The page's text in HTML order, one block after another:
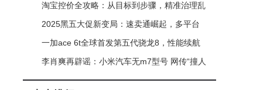
新鲜生活圈”
淘宝控价全攻略：从目标到步骤，精准治理乱
价维护品牌生态
2025黑五大促新变局：速卖通崛起，多平台
运营与erp成制胜关键
一加ace 6t全球首发第五代骁龙8，性能续航
全面升级，11月27日揭秘更多细节
李肖爽再辟谣：小米汽车无m7型号 网传“撞人
致死”均为谣言